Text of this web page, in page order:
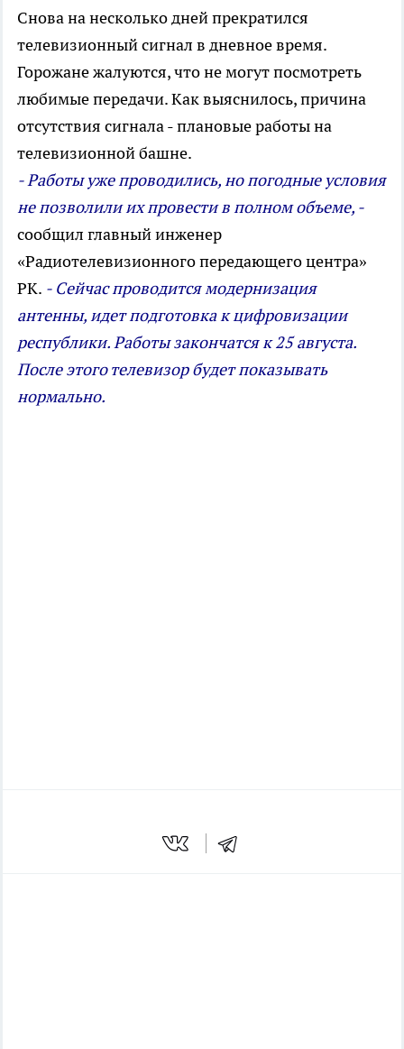
Снова на несколько дней прекратился
телевизионный сигнал в дневное время.
Горожане жалуются, что не могут посмотреть
любимые передачи. Как выяснилось, причина
отсутствия сигнала - плановые работы на
телевизионной башне.
- Работы уже проводились, но погодные условия
не позволили их провести в полном объеме, -
сообщил главный инженер
«Радиотелевизионного передающего центра»
РК. - Сейчас проводится модернизация
антенны, идет подготовка к цифровизации
республики. Работы закончатся к 25 августа.
После этого телевизор будет показывать
нормально.